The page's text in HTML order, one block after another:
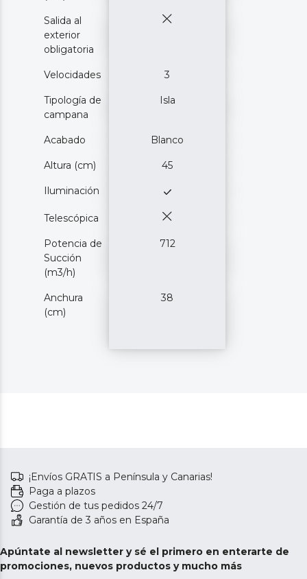
Salida al
exterior
obligatoria
Velocidades 3
Tipología de
campana
Isla
Acabado Blanco
Altura (cm) 45
Iluminación
Telescópica
Potencia de
Succión
(m3/h)
712
Anchura
(cm)
38
¡Envíos GRATIS a Península y Canarias!
Paga a plazos
Gestión de tus pedidos 24/7
Garantía de 3 años en España
Apúntate al newsletter y sé el primero en enterarte de
promociones, nuevos productos y mucho más